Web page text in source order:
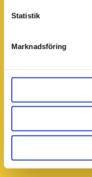
Statistik
Marknadsföring